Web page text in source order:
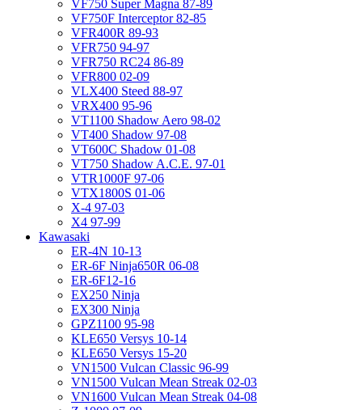
VF750 Super Magna 87-89
VF750F Interceptor 82-85
VFR400R 89-93
VFR750 94-97
VFR750 RC24 86-89
VFR800 02-09
VLX400 Steed 88-97
VRX400 95-96
VT1100 Shadow Aero 98-02
VT400 Shadow 97-08
VT600C Shadow 01-08
VT750 Shadow A.C.E. 97-01
VTR1000F 97-06
VTX1800S 01-06
X-4 97-03
X4 97-99
Kawasaki
ER-4N 10-13
ER-6F Ninja650R 06-08
ER-6F12-16
EX250 Ninja
EX300 Ninja
GPZ1100 95-98
KLE650 Versys 10-14
KLE650 Versys 15-20
VN1500 Vulcan Classic 96-99
VN1500 Vulcan Mean Streak 02-03
VN1600 Vulcan Mean Streak 04-08